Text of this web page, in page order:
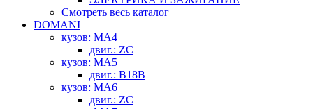
Смотреть весь каталог
DOMANI
кузов: MA4
двиг.: ZC
кузов: MA5
двиг.: B18B
кузов: MA6
двиг.: ZC